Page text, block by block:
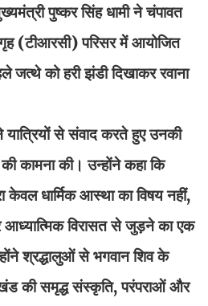
पुष्कर सिंह धामी ने चंपावत
(टीआरसी) परिसर में आयोजित
जत्थे को हरी झंडी दिखाकर रवाना
से संवाद करते हुए उनकी
कामना की। उन्होंने कहा कि
केवल धार्मिक आस्था का विषय नहीं,
विरासत से जुड़ने का एक
श्रद्धालुओं से भगवान शिव के
की समृद्ध संस्कृति, परंपराओं और